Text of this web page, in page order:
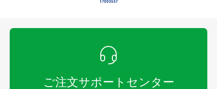
ご注文サポートセンター